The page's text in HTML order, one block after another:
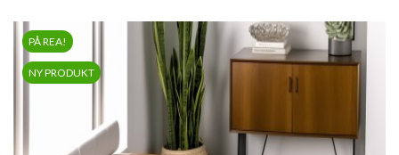
PÅ REA!
NY PRODUKT